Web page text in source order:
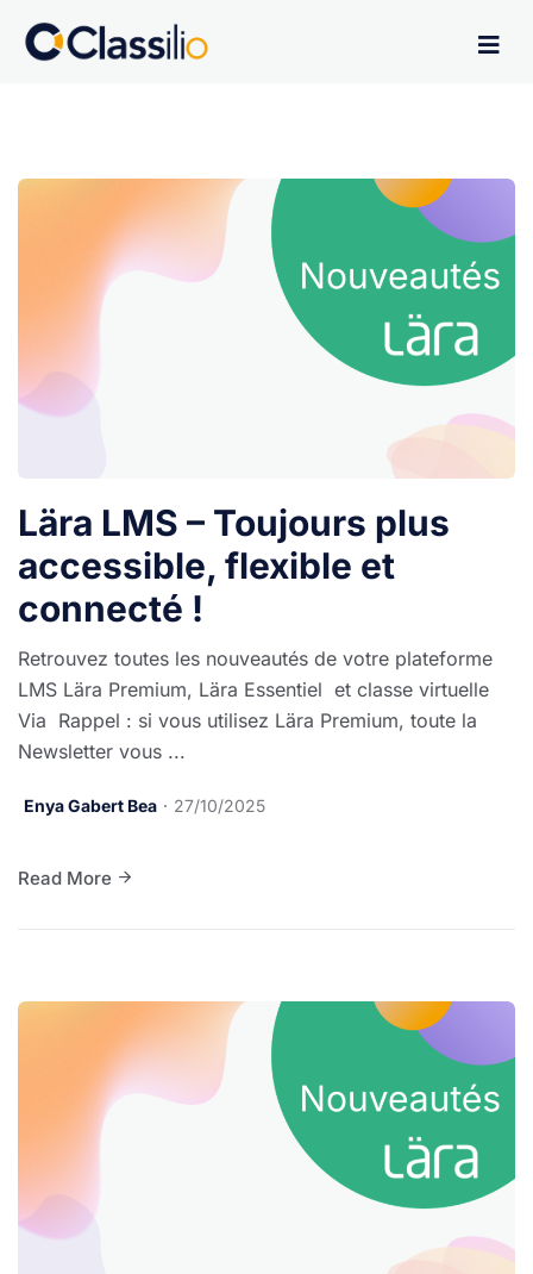
Lära LMS – Toujours plus
accessible, flexible et
connecté !
Retrouvez toutes les nouveautés de votre plateforme
LMS Lära Premium, Lära Essentiel et classe virtuelle
Via Rappel : si vous utilisez Lära Premium, toute la
Newsletter vous ...
Enya Gabert Bea 27/10/2025
Read More